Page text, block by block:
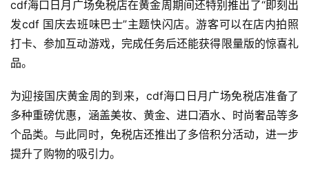
首
页
cdf海口日月广场免税店在黄金周期间还特别推出了“即刻出
发cdf 国庆去班味巴士”主题快闪店。游客可以在店内拍照
打卡、参加互动游戏，完成任务后还能获得限量版的惊喜礼
品。
为迎接国庆黄金周的到来，cdf海口日月广场免税店准备了
多种重磅优惠，涵盖美妆、黄金、进口酒水、时尚奢品等多
个品类。与此同时，免税店还推出了多倍积分活动，进一步
提升了购物的吸引力。